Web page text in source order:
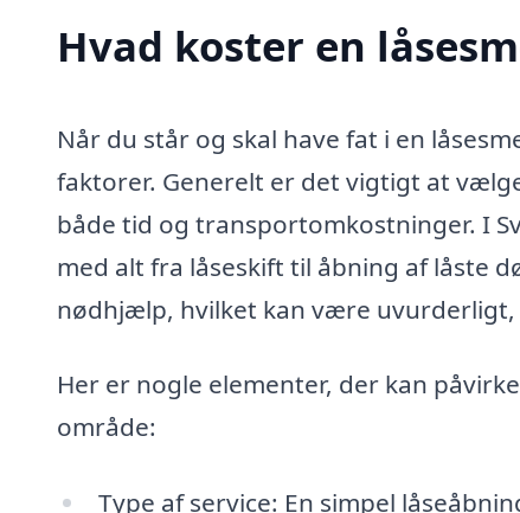
Hvad koster en
Når du står og skal have fat i en
faktorer. Generelt er det vigtigt at
både tid og transportomkostninger. I
med alt fra låseskift til åbning af låste
nødhjælp, hvilket kan være uvurderligt,
Her er nogle elementer, der kan
område:
Type af service: En simpel